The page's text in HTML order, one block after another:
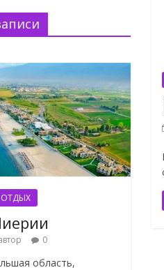
ОТДЫХ
0
область,